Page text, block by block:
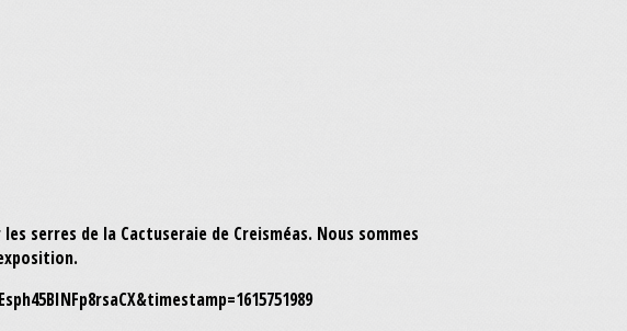
serres de la Cactuseraie de Creisméas. Nous sommes